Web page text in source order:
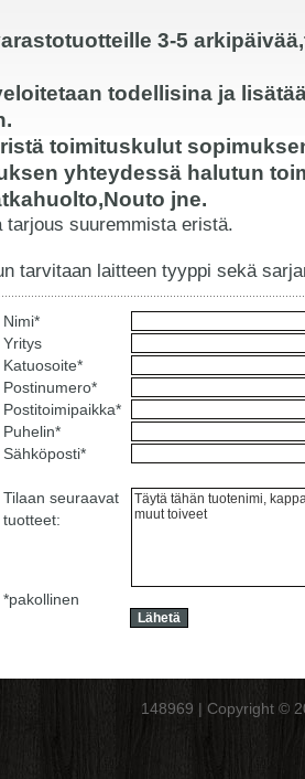
3-5
todellisina ja
toimituskulut
yhteydessä halutun
jne.
tarjous suuremmista eristä.
tarvitaan laitteen tyyppi sekä
Nimi*
Yritys
Katuosoite*
Postinumero*
Postitoimipaikka*
Puhelin*
Sähköposti*
Tilaan seuraavat
tuotteet:
*pakollinen
148969 | Copyright ©